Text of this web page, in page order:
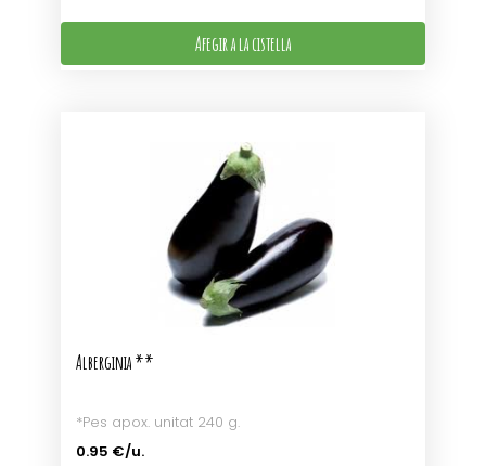
Afegir a la cistella
Alberginia **
*Pes apox. unitat 240 g.
0.95 €/u.